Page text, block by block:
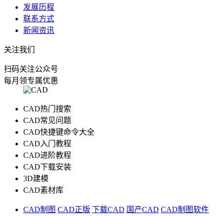
发展历程
联系方式
新闻资讯
关注我们
扫码关注公众号
每月领专属优惠
CAD热门搜索
CAD常见问题
CAD快捷键命令大全
CAD入门教程
CAD进阶教程
CAD下载安装
3D建模
CAD素材库
CAD制图 CAD正版 下载CAD 国产CAD CAD制图软件